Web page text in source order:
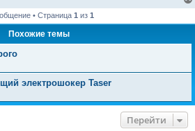
• Страница 1 из 1
Похожие темы
электрошокер Taser
Перейти